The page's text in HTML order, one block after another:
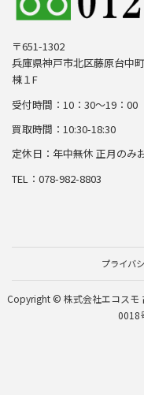
〒651-1302
兵庫県神戸市北区藤原台中
棟１F
受付時間：10：30～19：00
買取時間：10:30-18:30
定休日：年中無休 正月のみ
TEL：078-982-8803
プライバ
Copyright © 株式会社エコスモ
0018